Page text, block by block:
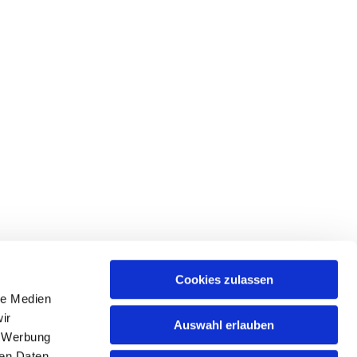
Medien
Cookies zulassen
Auswahl erlauben